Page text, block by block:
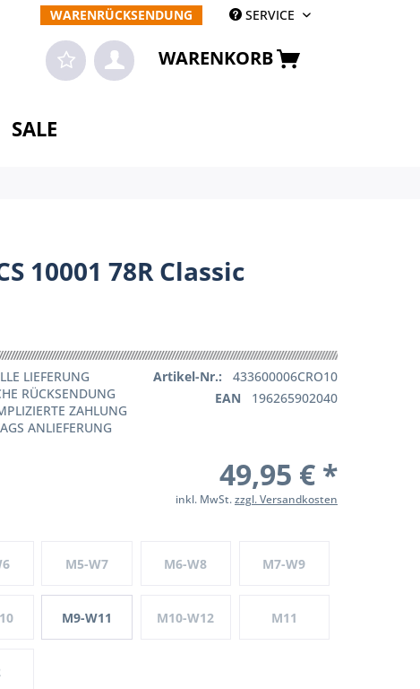
WARENRÜCKSENDUNG SERVICE
WARENKORB
SALE
10001 78R Classic
LIEFERUNG
RÜCKSENDUNG
ZAHLUNG
ANLIEFERUNG
Artikel-Nr.:
433600006CRO10
EAN
196265902040
49,95 € *
inkl. MwSt.zzgl. Versandkosten
M5-W7 M6-W8 M7-W9
M9-W11 M10-W12 M11